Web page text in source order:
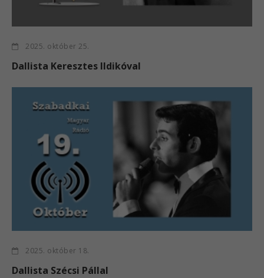
2025. október 25.
Dallista Keresztes Ildikóval
2025. október 18.
Dallista Szécsi Pállal